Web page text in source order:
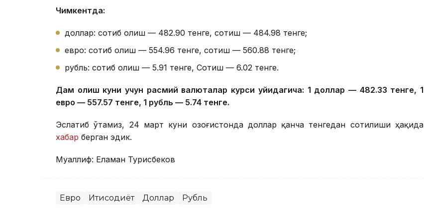
Чимкентда:
доллар: сотиб олиш — 482.90 тенге, сотиш — 484.98 тенге;
евро: сотиб олиш — 554.96 тенге, сотиш — 560.88 тенге;
рубль: сотиб олиш — 5.91 тенге, Сотиш — 6.02 тенге.
Дам олиш куни учун расмий валюталар курси қуйидагича: 1 доллар — 482.33 тенге, 1
евро — 557.57 тенге, 1 рубль — 5.74 тенге.
Эслатиб ўтамиз, 24 март куни Қозоғистонда доллар қанча тенгедан сотилиши ҳақида
хабар берган эдик.
Муаллиф: Еламан Турисбеков
Евро Иқтисодиёт Доллар Рубль